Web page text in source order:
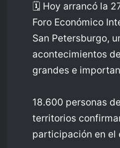
🗓 Hoy arrancó la
Foro Económico
San Petersburgo,
acontecimientos
grandes e
18.600 personas
territorios
participación en el